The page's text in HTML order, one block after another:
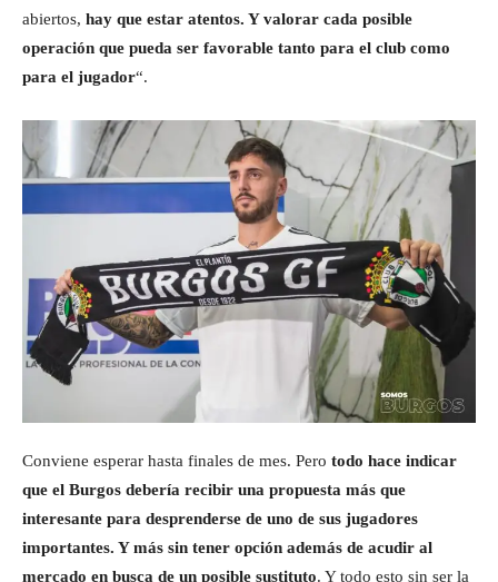
abiertos, hay que estar atentos. Y valorar cada posible
operación que pueda ser favorable tanto para el club como
para el jugador“.
Conviene esperar hasta finales de mes. Pero todo hace indicar
que el Burgos debería recibir una propuesta más que
interesante para desprenderse de uno de sus jugadores
importantes. Y más sin tener opción además de acudir al
mercado en busca de un posible sustituto. Y todo esto sin ser la